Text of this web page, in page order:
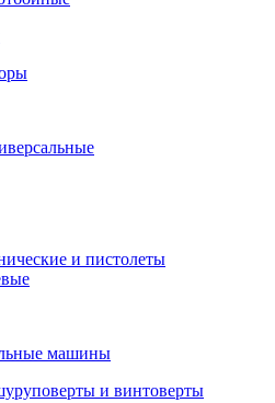
и пистолеты
машины
и винтоверты